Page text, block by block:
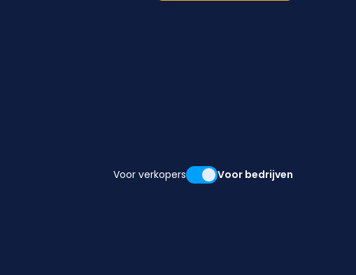
Voor verkopers Voor bedrijven